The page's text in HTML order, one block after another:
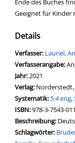
Ende des Buches
Geeignet für Kinder
Details
Verfasser: Suche
Lauriel,
Verfasserangabe:
Jahr:2021
Verlag:
opens in new tab
Diesen Link in
Systematik: Suche
5.4 eng,
Suche nach diesem
ISBN:978-3-7543-
Beschreibung:
Schlagwörter: